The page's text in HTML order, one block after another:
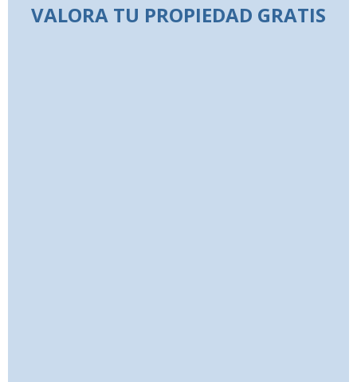
VALORA TU PROPIEDAD GRATIS